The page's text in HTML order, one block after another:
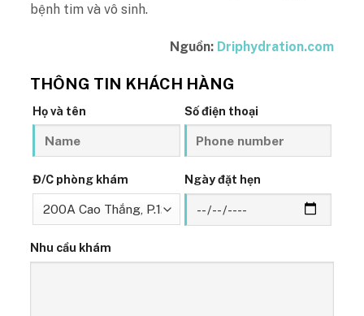
bệnh tim và vô sinh.
Nguồn: Driphydration.com
THÔNG TIN KHÁCH HÀNG
Họ và tên Số điện thoại
Đ/C phòng khám Ngày đặt hẹn
Nhu cầu khám